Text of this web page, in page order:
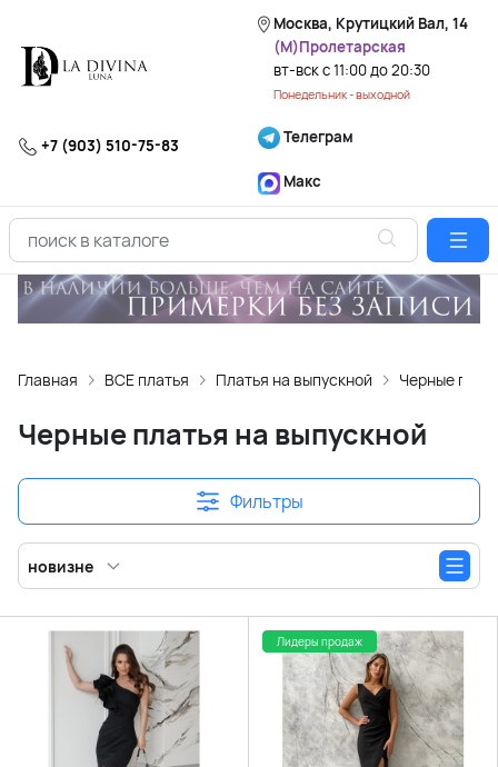
Москва, Крутицкий Вал, 14
(М)Пролетарская
вт-вск с 11:00 до 20:30
Понедельник - выходной
+7 (903) 510-75-83 Телеграм
Макс
Главная ВСЕ платья Платья на выпускной Черные
Черные платья на выпускной
Фильтры
новизне
Лидеры продаж